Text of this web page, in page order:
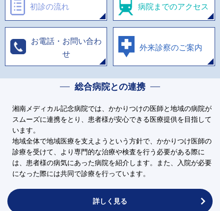
初診の流れ 病院までのアクセス
お電話・お問い合わ
せ
外来診察のご案内
総合病院との連携
湘南メディカル記念病院では、かかりつけの医師と地域の病院が
スムーズに連携をとり、患者様が安心できる医療提供を目指して
います。
地域全体で地域医療を支えようという方針で、かかりつけ医師の
診療を受けて、より専門的な治療や検査を行う必要がある際に
は、患者様の病気にあった病院を紹介します。また、入院が必要
になった際には共同で診療を行っています。
詳しく見る